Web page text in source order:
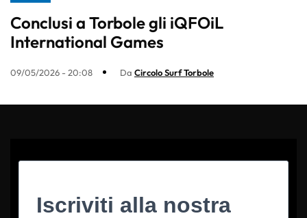
Conclusi a Torbole gli iQFOiL
International Games
09/05/2026 - 20:08 Da Circolo Surf Torbole
Iscriviti alla nostra